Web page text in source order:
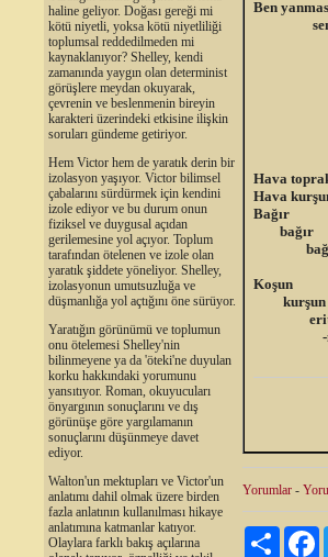
haline geliyor. Doğası gereği mi
kötü niyetli, yoksa kötü niyetliliği
toplumsal reddedilmeden mi
kaynaklanıyor? Shelley, kendi
zamanında yaygın olan determinist
görüşlere meydan okuyarak,
çevrenin ve beslenmenin bireyin
karakteri üzerindeki etkisine ilişkin
soruları gündeme getiriyor.
Hem Victor hem de yaratık derin bir
izolasyon yaşıyor. Victor bilimsel
çabalarını sürdürmek için kendini
izole ediyor ve bu durum onun
fiziksel ve duygusal açıdan
gerilemesine yol açıyor. Toplum
tarafından ötelenen ve izole olan
yaratık şiddete yöneliyor. Shelley,
izolasyonun umutsuzluğa ve
düşmanlığa yol açtığını öne sürüyor.
Yaratığın görünümü ve toplumun
onu ötelemesi Shelley'nin
bilinmeyene ya da 'öteki'ne duyulan
korku hakkındaki yorumunu
yansıtıyor. Roman, okuyucuları
önyargının sonuçlarını ve dış
görünüşe göre yargılamanın
sonuçlarını düşünmeye davet
ediyor.
Walton'un mektupları ve Victor'un
anlatımı dahil olmak üzere birden
fazla anlatının kullanılması hikaye
anlatımına katmanlar katıyor.
Olaylara farklı bakış açılarına
Ben
sen
biz
-
-
Hava
Hava
Bağır
bağır
Koşun
kurşun
-
Yorumlar -
Paylaş